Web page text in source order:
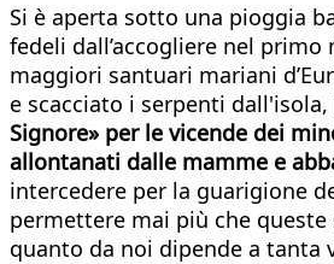
Si è aperta sotto una pioggia
fedeli dall’accogliere nel
maggiori santuari mariani
e scacciato i serpenti
Signore» per le vicende dei
allontanati dalle mamme e
intercedere per la guarigione
permettere mai più che
quanto da noi dipende a tanta